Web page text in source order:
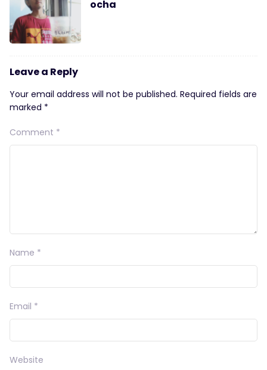
ocha
Leave a Reply
Your email address will not be published. Required fields are
marked *
Comment *
Name *
Email *
Website